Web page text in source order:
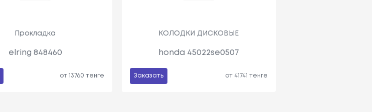
Прокладка
elring 848460
от 13760 тенге
КОЛОДКИ ДИСКОВЫЕ
honda 45022se0507
Заказать от 41741 тенге